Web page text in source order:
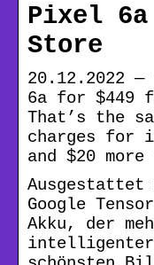
Pixel 6a
Store
20.12.2022
6a for $449
That’s the
charges for
and $20
Ausgestattet
Google
Akku, der